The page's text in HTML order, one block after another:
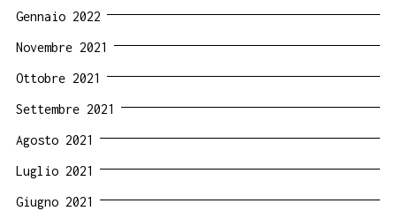
Gennaio 2022
Novembre 2021
Ottobre 2021
Settembre 2021
Agosto 2021
Luglio 2021
Giugno 2021